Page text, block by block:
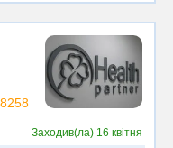
Заходив(ла) 16 квітня